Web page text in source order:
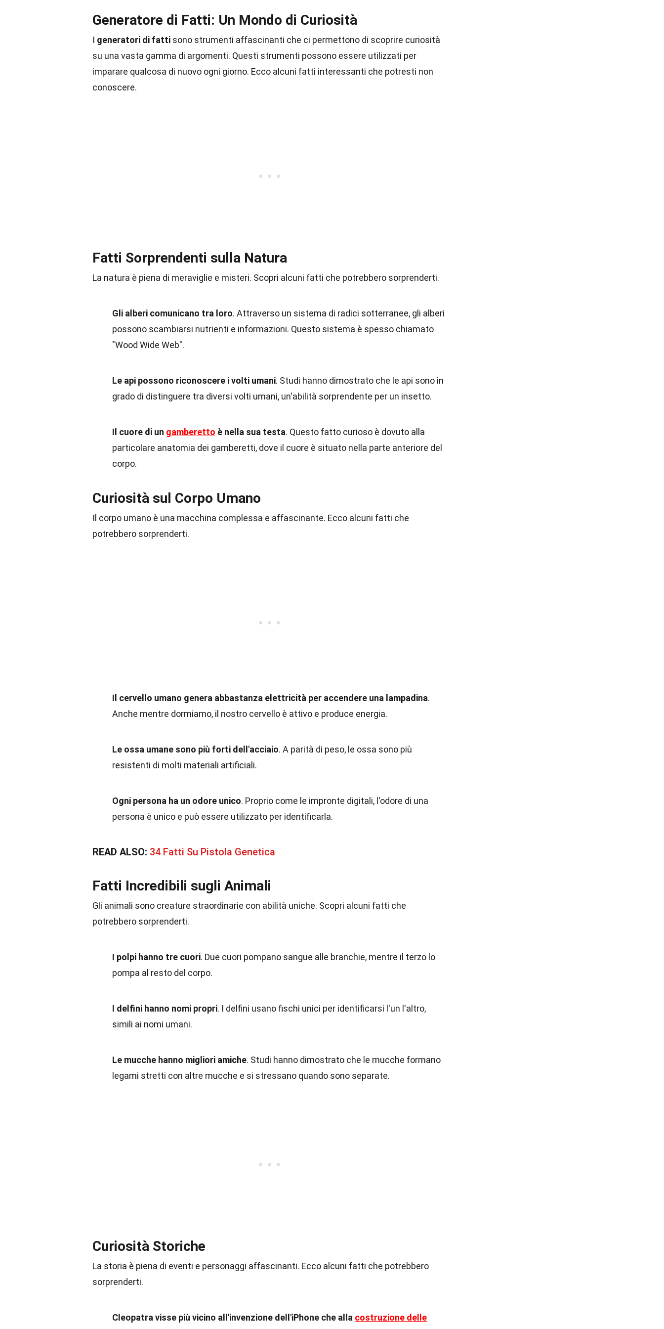
Generatore di Fatti: Un Mondo di Curiosità
I generatori di fatti sono strumenti affascinanti che ci permettono di scoprire curiosità
su una vasta gamma di argomenti. Questi strumenti possono essere utilizzati per
imparare qualcosa di nuovo ogni giorno. Ecco alcuni fatti interessanti che potresti non
conoscere.
Fatti Sorprendenti sulla Natura
La natura è piena di meraviglie e misteri. Scopri alcuni fatti che potrebbero sorprenderti.
Gli alberi comunicano tra loro. Attraverso un sistema di radici sotterranee, gli alberi
possono scambiarsi nutrienti e informazioni. Questo sistema è spesso chiamato
"Wood Wide Web".
Le api possono riconoscere i volti umani. Studi hanno dimostrato che le api sono in
grado di distinguere tra diversi volti umani, un'abilità sorprendente per un insetto.
Il cuore di un gamberetto è nella sua testa. Questo fatto curioso è dovuto alla
particolare anatomia dei gamberetti, dove il cuore è situato nella parte anteriore del
corpo.
Curiosità sul Corpo Umano
Il corpo umano è una macchina complessa e affascinante. Ecco alcuni fatti che
potrebbero sorprenderti.
Il cervello umano genera abbastanza elettricità per accendere una lampadina.
Anche mentre dormiamo, il nostro cervello è attivo e produce energia.
Le ossa umane sono più forti dell'acciaio. A parità di peso, le ossa sono più
resistenti di molti materiali artificiali.
Ogni persona ha un odore unico. Proprio come le impronte digitali, l'odore di una
persona è unico e può essere utilizzato per identificarla.
READ ALSO: 34 Fatti Su Pistola Genetica
Fatti Incredibili sugli Animali
Gli animali sono creature straordinarie con abilità uniche. Scopri alcuni fatti che
potrebbero sorprenderti.
I polpi hanno tre cuori. Due cuori pompano sangue alle branchie, mentre il terzo lo
pompa al resto del corpo.
I delfini hanno nomi propri. I delfini usano fischi unici per identificarsi l'un l'altro,
simili ai nomi umani.
Le mucche hanno migliori amiche. Studi hanno dimostrato che le mucche formano
legami stretti con altre mucche e si stressano quando sono separate.
Curiosità Storiche
La storia è piena di eventi e personaggi affascinanti. Ecco alcuni fatti che potrebbero
sorprenderti.
Cleopatra visse più vicino all'invenzione dell'iPhone che alla costruzione delle